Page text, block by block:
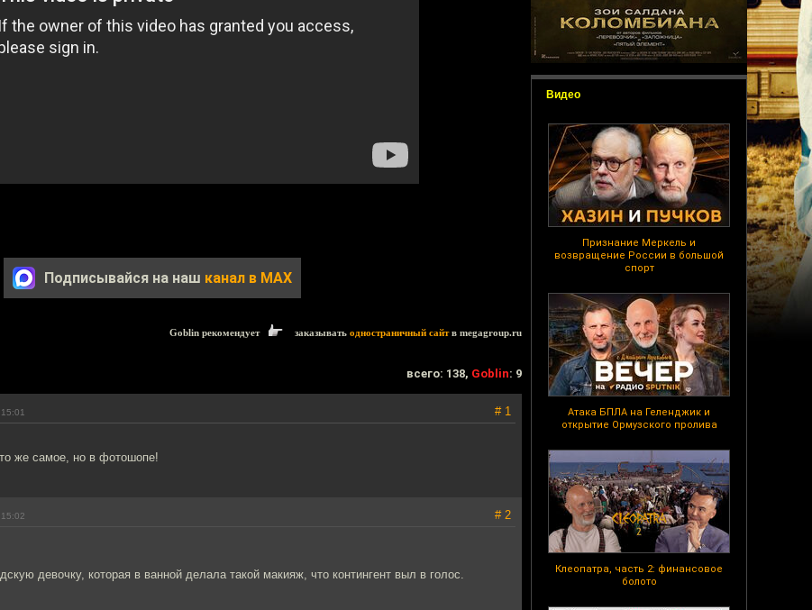
Видео
Признание Меркель и
возвращение России в большой
спорт
Атака БПЛА на Геленджик и
открытие Ормузского пролива
Клеопатра, часть 2: финансовое
болото
Подписывайся на наш канал в MAX
Goblin рекомендует заказывать одностраничный сайтв megagroup.ru
всего: 138, Goblin: 9
# 1
же самое, но в фотошопе!
# 2
девочку, которая в ванной делала такой макияж, что контингент выл в голос.